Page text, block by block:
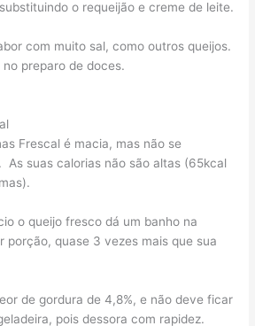
o requeijão e creme de leite.
com muito sal, como outros queijos.
preparo de doces.
Frescal é macia, mas não se
As suas calorias não são altas (65kcal
o queijo fresco dá um banho na
porção, quase 3 vezes mais que sua
de gordura de 4,8%, e não deve ficar
pois dessora com rapidez.